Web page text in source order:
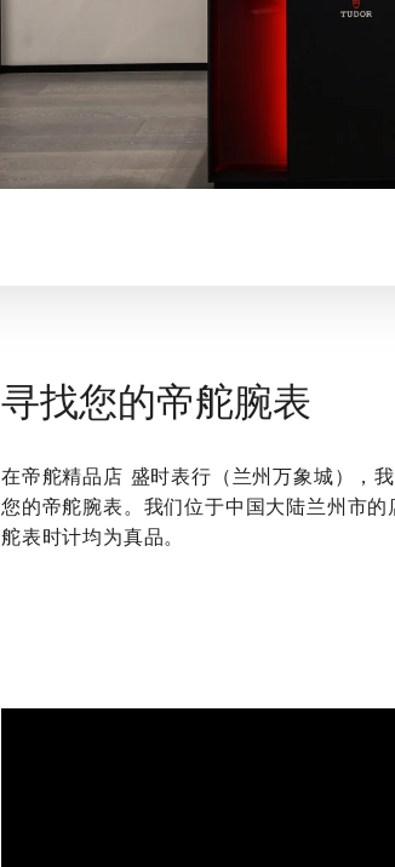
寻找您的帝舵腕表
在‭帝舵精品店 盛时表行（兰州万象城）‬，
您的帝舵腕表。我们位于中国大陆兰州市
舵表时计均为真品。